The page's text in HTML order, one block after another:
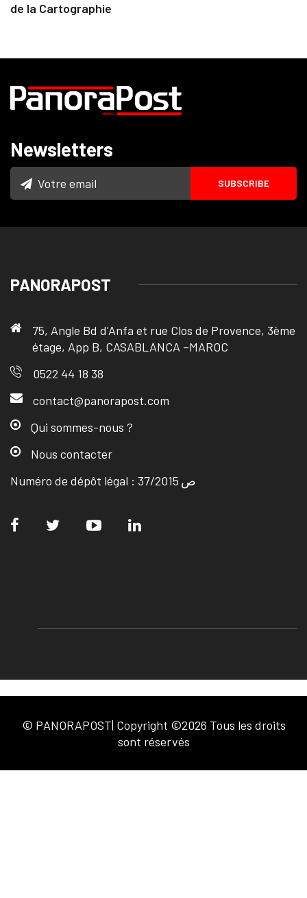
de la Cartographie
Newsletters
PANORAPOST
75, Angle Bd d'Anfa et rue Clos de Provence, 3ème
étage, App B, CASABLANCA –MAROC
0522 44 18 38
contact@panorapost.com
Qui sommes-nous ?
Nous contacter
Numéro de dépôt légal : ص 37/2015
© PANORAPOST| Copyright ©2026 Tous les droits
sont réservés